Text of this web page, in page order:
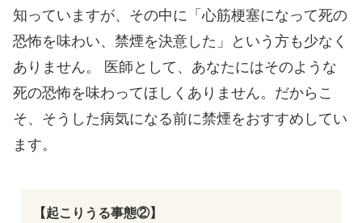
知っていますが、その中に「心筋梗塞になって死の
恐怖を味わい、禁煙を決意した」という方も少なく
ありません。 医師として、あなたにはそのような
死の恐怖を味わってほしくありません。だからこ
そ、そうした病気になる前に禁煙をおすすめしてい
ます。
【起こりうる事態②】